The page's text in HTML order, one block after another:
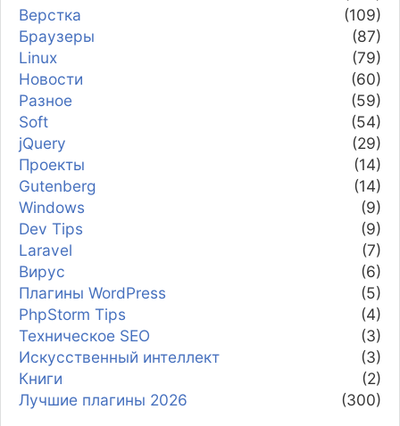
Верстка
(109)
Браузеры
(87)
Linux
(79)
Новости
(60)
Разное
(59)
Soft
(54)
jQuery
(29)
Проекты
(14)
Gutenberg
(14)
Windows
(9)
Dev Tips
(9)
Laravel
(7)
Вирус
(6)
Плагины WordPress
(5)
PhpStorm Tips
(4)
Техническое SEO
(3)
Искусственный интеллект
(3)
Книги
(2)
Лучшие плагины 2026
(300)